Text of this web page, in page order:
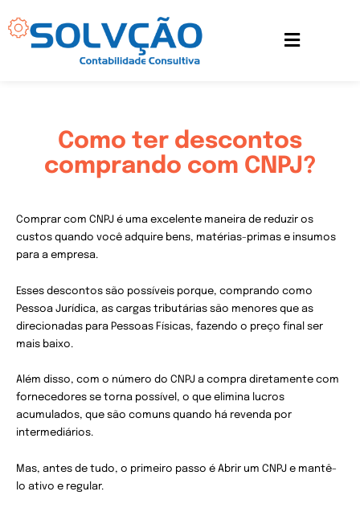
para
Como ter descontos
comprando com CNPJ?
Comprar com CNPJ é uma excelente maneira de reduzir os
custos quando você adquire bens, matérias-primas e insumos
para a empresa.
Esses descontos são possíveis porque, comprando como
Pessoa Jurídica, as cargas tributárias são menores que as
direcionadas para Pessoas Físicas, fazendo o preço final ser
mais baixo.
Além disso, com o número do CNPJ a compra diretamente com
fornecedores se torna possível, o que elimina lucros
acumulados, que são comuns quando há revenda por
intermediários.
Mas, antes de tudo, o primeiro passo é Abrir um CNPJ e mantê-
lo ativo e regular.